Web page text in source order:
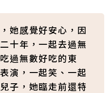
她感覺好安心，因
十年，一起去過無
過無數好吃的東
演，一起笑、一起
子，她臨走前還特